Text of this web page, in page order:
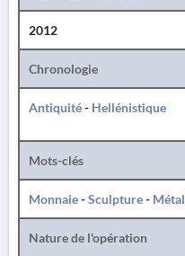
2012
Chronologie
Antiquité- Hellénistique
Mots-clés
Monnaie-Sculpture- Métal
Nature de l'opération